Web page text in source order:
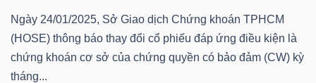
Ngày 24/01/2025, Sở Giao dịch Chứng khoán TPHCM
(HOSE) thông báo thay đổi cổ phiếu đáp ứng điều kiện là
chứng khoán cơ sở của chứng quyền có bảo đảm (CW) kỳ
tháng...
vụ
(-)